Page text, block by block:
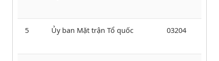
5 Ủy ban Mặt trận Tổ quốc 03204